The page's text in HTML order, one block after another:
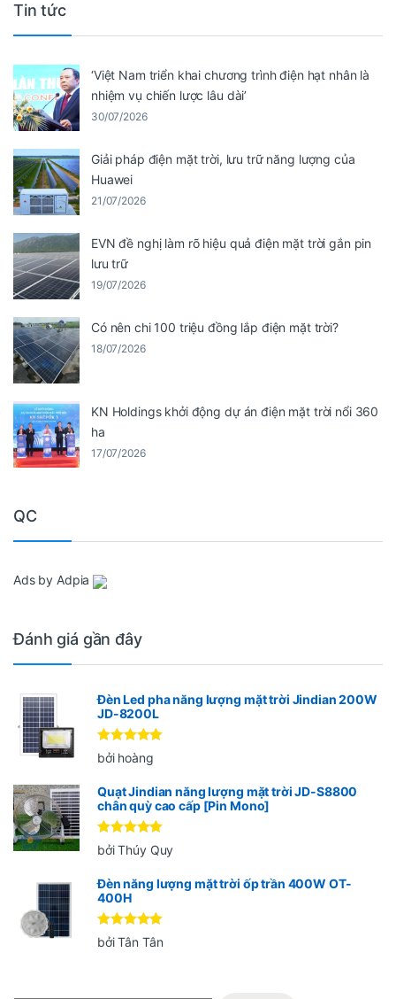
Tin tức
‘Việt Nam triển khai chương trình điện hạt nhân là
nhiệm vụ chiến lược lâu dài’
30/07/2026
Giải pháp điện mặt trời, lưu trữ năng lượng của
Huawei
21/07/2026
EVN đề nghị làm rõ hiệu quả điện mặt trời gắn pin
lưu trữ
19/07/2026
Có nên chi 100 triệu đồng lắp điện mặt trời?
18/07/2026
KN Holdings khởi động dự án điện mặt trời nổi 360
ha
17/07/2026
QC
Ads by Adpia
Đánh giá gần đây
Đèn Led pha năng lượng mặt trời Jindian 200W
JD-8200L
Được xếp
hạng55
bởi hoàng
Quạt Jindian năng lượng mặt trời JD-S8800
chân quỳ cao cấp [Pin Mono]
Được xếp
hạng 5 5
bởi Thúy Quy
Đèn năng lượng mặt trời ốp trần 400W OT-
400H
Được xếp
hạng 55
bởi Tân Tân